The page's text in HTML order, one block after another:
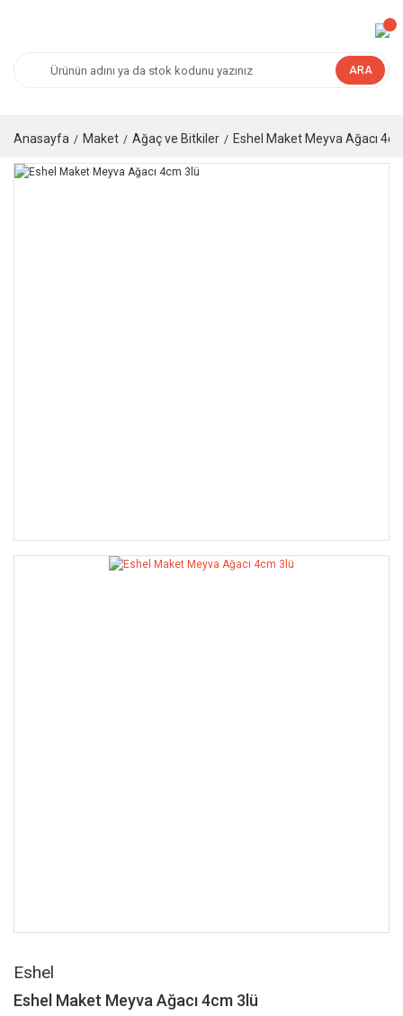
ARA
Anasayfa Maket Ağaç ve Bitkiler Eshel Maket Meyva Ağacı
Eshel
Eshel Maket Meyva Ağacı 4cm 3lü